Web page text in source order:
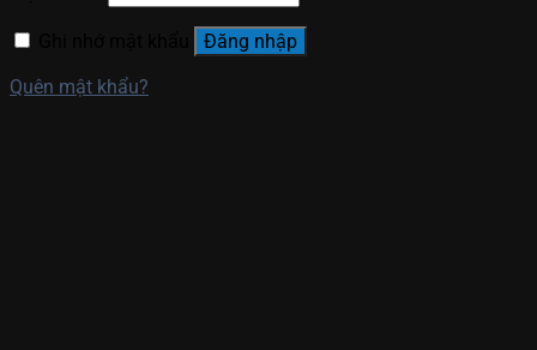
Đăng nhập
Quên mật khẩu?